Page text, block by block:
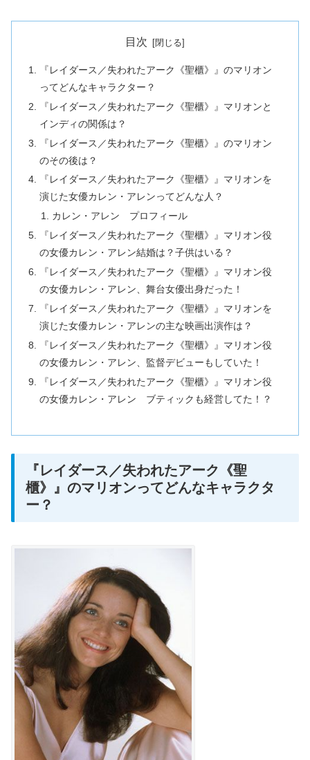
目次
『レイダース／失われたアーク《聖櫃》』のマリオン
ってどんなキャラクター？
『レイダース／失われたアーク《聖櫃》』マリオンと
インディの関係は？
『レイダース／失われたアーク《聖櫃》』のマリオン
のその後は？
『レイダース／失われたアーク《聖櫃》』マリオンを
演じた女優カレン・アレンってどんな人？
カレン・アレン プロフィール
『レイダース／失われたアーク《聖櫃》』マリオン役
の女優カレン・アレン結婚は？子供はいる？
『レイダース／失われたアーク《聖櫃》』マリオン役
の女優カレン・アレン、舞台女優出身だった！
『レイダース／失われたアーク《聖櫃》』マリオンを
演じた女優カレン・アレンの主な映画出演作は？
『レイダース／失われたアーク《聖櫃》』マリオン役
の女優カレン・アレン、監督デビューもしていた！
『レイダース／失われたアーク《聖櫃》』マリオン役
の女優カレン・アレン ブティックも経営してた！？
『レイダース／失われたアーク《聖
櫃》』のマリオンってどんなキャラクタ
ー？